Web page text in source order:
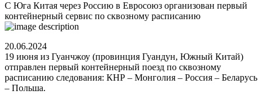
С Юга Китая через Россию в Евросоюз организован первый
контейнерный сервис по сквозному расписанию
20.06.2024
19 июня из Гуанчжоу (провинция Гуандун, Южный Китай)
отправлен первый контейнерный поезд по сквозному
расписанию следования: КНР – Монголия – Россия – Беларусь
– Польша.